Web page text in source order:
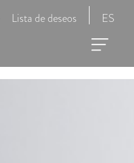
Lista de deseos ES